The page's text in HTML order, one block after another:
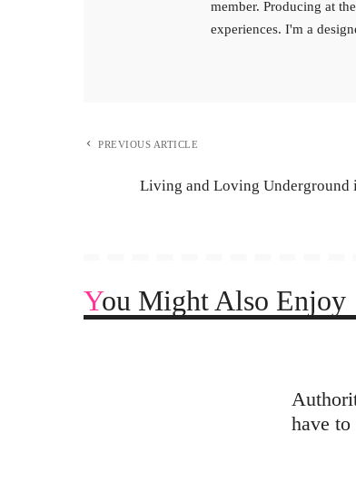
member. Producing at
experiences. I'm a
PREVIOUS ARTICLE
Living and Loving Underground
You Might Also Enjoy
have